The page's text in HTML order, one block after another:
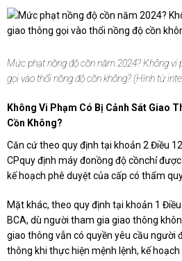
Mức phạt nồng độ cồn năm 2024? Không vi
gọi vào thổi nồng độ cồn không? (Hình từ
Không Vi Phạm Có Bị Cảnh Sát Giao
Cồn Không?
Căn cứ theo quy định tại khoản 2 Điều
CPquy định máy đonồng độ cồnchỉ
kế hoạch phê duyệt của cấp có thẩm
Mặt khác, theo quy định tại khoản 1
BCA, dù người tham gia giao thông
giao thông vẫn có quyền yêu cầu người
thông khi thực hiện mệnh lệnh, kế